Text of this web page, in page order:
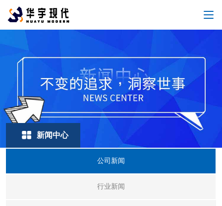
新闻中心
公司新闻
行业新闻